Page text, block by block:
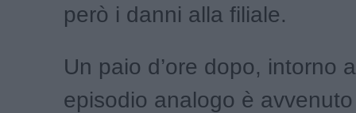
però i danni alla filiale.
Un paio d’ore dopo, intorno
episodio analogo è